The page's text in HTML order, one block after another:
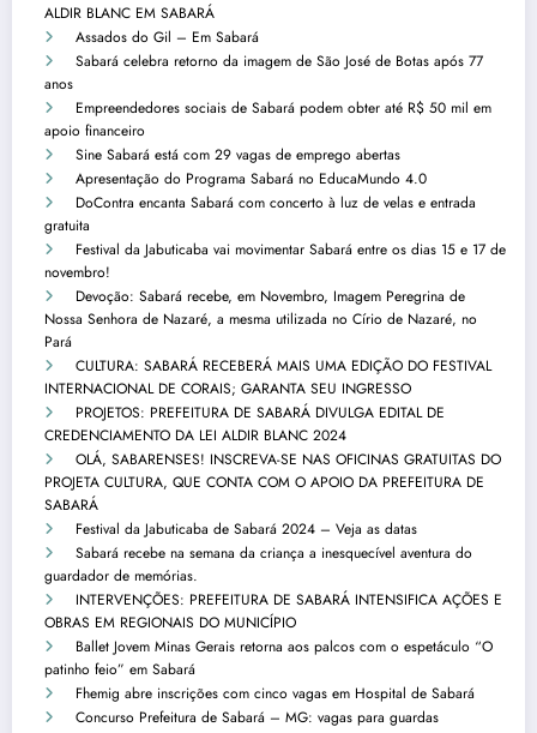
ALDIR BLANC EM SABARÁ
Assados do Gil – Em Sabará
Sabará celebra retorno da imagem de São José de Botas após 77
anos
Empreendedores sociais de Sabará podem obter até R$ 50 mil em
apoio financeiro
Sine Sabará está com 29 vagas de emprego abertas
Apresentação do Programa Sabará no EducaMundo 4.0
DoContra encanta Sabará com concerto à luz de velas e entrada
gratuita
Festival da Jabuticaba vai movimentar Sabará entre os dias 15 e 17 de
novembro!
Devoção: Sabará recebe, em Novembro, Imagem Peregrina de
Nossa Senhora de Nazaré, a mesma utilizada no Círio de Nazaré, no
Pará
CULTURA: SABARÁ RECEBERÁ MAIS UMA EDIÇÃO DO FESTIVAL
INTERNACIONAL DE CORAIS; GARANTA SEU INGRESSO
PROJETOS: PREFEITURA DE SABARÁ DIVULGA EDITAL DE
CREDENCIAMENTO DA LEI ALDIR BLANC 2024
OLÁ, SABARENSES! INSCREVA-SE NAS OFICINAS GRATUITAS DO
PROJETA CULTURA, QUE CONTA COM O APOIO DA PREFEITURA DE
SABARÁ
Festival da Jabuticaba de Sabará 2024 – Veja as datas
Sabará recebe na semana da criança a inesquecível aventura do
guardador de memórias.
INTERVENÇÕES: PREFEITURA DE SABARÁ INTENSIFICA AÇÕES E
OBRAS EM REGIONAIS DO MUNICÍPIO
Ballet Jovem Minas Gerais retorna aos palcos com o espetáculo “O
patinho feio” em Sabará
Fhemig abre inscrições com cinco vagas em Hospital de Sabará
Concurso Prefeitura de Sabará – MG: vagas para guardas